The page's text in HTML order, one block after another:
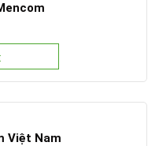
Việt Nam